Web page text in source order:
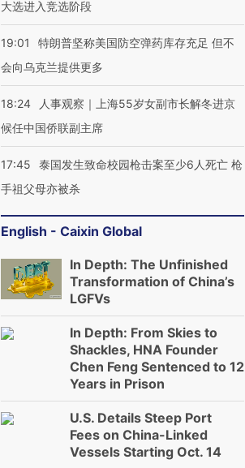
大选进入竞选阶段
19:01
特朗普坚称美国防空弹药库存充足 但不
会向乌克兰提供更多
18:24
人事观察｜上海55岁女副市长解冬进京
候任中国侨联副主席
17:45
泰国发生致命校园枪击案至少6人死亡 枪
手祖父母亦被杀
English - Caixin Global
In Depth: The Unfinished
Transformation of China’s
LGFVs
In Depth: From Skies to
Shackles, HNA Founder
Chen Feng Sentenced to 12
Years in Prison
U.S. Details Steep Port
Fees on China-Linked
Vessels Starting Oct. 14